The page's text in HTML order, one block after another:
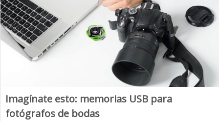
Imagínate esto: memorias USB para
fotógrafos de bodas